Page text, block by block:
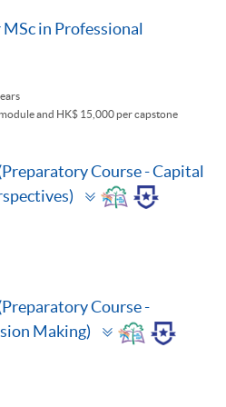
in Professional
and HK$ 15,000 per capstone
Course - Capital
Toggle
panel
Course -
Making)
Toggle
panel